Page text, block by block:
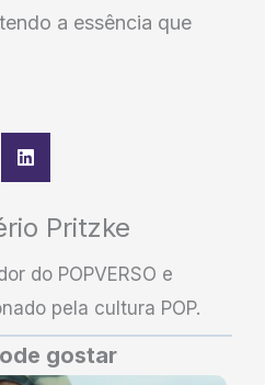
a essência que
Pritzke
do POPVERSO e
pela cultura POP.
gostar